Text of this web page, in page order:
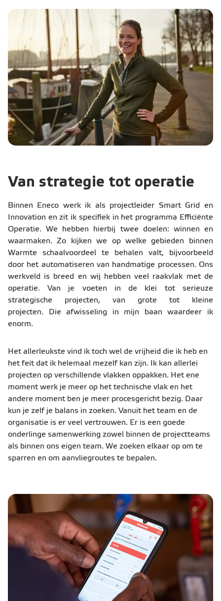
Van strategie tot operatie
Binnen Eneco werk ik als projectleider Smart Grid en
Innovation en zit ik specifiek in het programma Efficiënte
Operatie. We hebben hierbij twee doelen: winnen en
waarmaken. Zo kijken we op welke gebieden binnen
Warmte schaalvoordeel te behalen valt, bijvoorbeeld
door het automatiseren van handmatige processen. Ons
werkveld is breed en wij hebben veel raakvlak met de
operatie. Van je voeten in de klei tot serieuze
strategische projecten, van grote tot kleine
projecten. Die afwisseling in mijn baan waardeer ik
enorm.
Het allerleukste vind ik toch wel de vrijheid die ik heb en
het feit dat ik helemaal mezelf kan zijn. Ik kan allerlei
projecten op verschillende vlakken oppakken. Het ene
moment werk je meer op het technische vlak en het
andere moment ben je meer procesgericht bezig. Daar
kun je zelf je balans in zoeken. Vanuit het team en de
organisatie is er veel vertrouwen. Er is een goede
onderlinge samenwerking zowel binnen de projectteams
als binnen ons eigen team. We zoeken elkaar op om te
sparren en om aanvliegroutes te bepalen.